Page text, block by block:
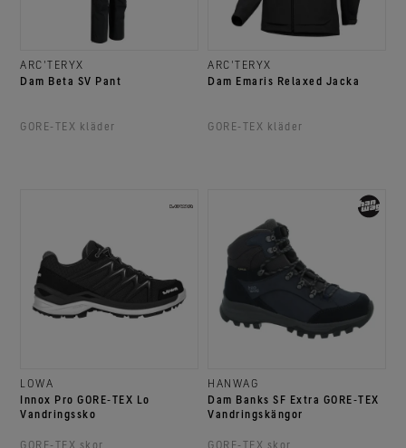
ARC'TERYX
Dam Beta SV Pant
GORE‑TEX kläder
ARC'TERYX
Dam Emaris Relaxed Jacka
GORE‑TEX kläder
LOWA
Innox Pro GORE‑TEX Lo
Vandringssko
GORE‑TEX skor
HANWAG
Dam Banks SF Extra GORE‑TEX
Vandringskängor
GORE‑TEX skor